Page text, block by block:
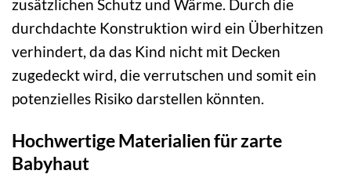
zusätzlichen Schutz und Wärme. Durch die
durchdachte Konstruktion wird ein Überhitzen
verhindert, da das Kind nicht mit Decken
zugedeckt wird, die verrutschen und somit ein
potenzielles Risiko darstellen könnten.
Hochwertige Materialien für zarte
Babyhaut